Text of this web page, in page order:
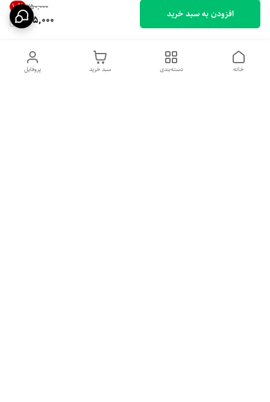
۲۵۰٬۰۰۰ 10%
225,000 افزودن به سبد خرید
پروفایل سبد خرید دسته‌بندی خانه